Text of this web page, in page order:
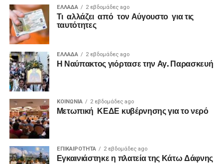
ΕΛΛΑΔΑ 2 εβδομάδες ago
Τι αλλάζει από τον Αύγουστο για τις
ταυτότητες
ΕΛΛΑΔΑ 2 εβδομάδες ago
Η Ναύπακτος γιόρτασε την Αγ. Παρασκευή
ΚΟΙΝΩΝΙΑ 2 εβδομάδες ago
Μετωπική ΚΕΔΕ κυβέρνησης για το νερό
ΕΠΙΚΑΙΡΟΤΗΤΑ 2 εβδομάδες ago
Εγκαινιάστηκε η πλατεία της Κάτω Δάφνης